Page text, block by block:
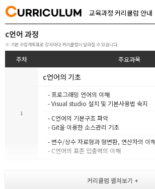
CURRICULUM 교육과정 커리큘럼 안내
c언어 과정
※ 기본 수업계획표로 강사마다 커리큘럼이 달라질 수 있습니다.
주차 주요과목
1
c언어의 기초
- 프로그래밍 언어의 이해
- Visual studio 설치 및 기본사용법 숙지
- C언어의 기본구조 파악
- Git을 이용한 소스관리 기초
- 변수/상수 자료형과 형변환, 연산자의 이
- C언어의 표준 입출력의 이해